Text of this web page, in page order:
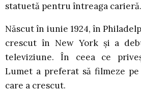
statuetă pentru întreaga carieră.
Născut în iunie 1924, în
crescut în New York şi a
televiziune. În ceea ce
Lumet a preferat să filmeze
care a crescut.